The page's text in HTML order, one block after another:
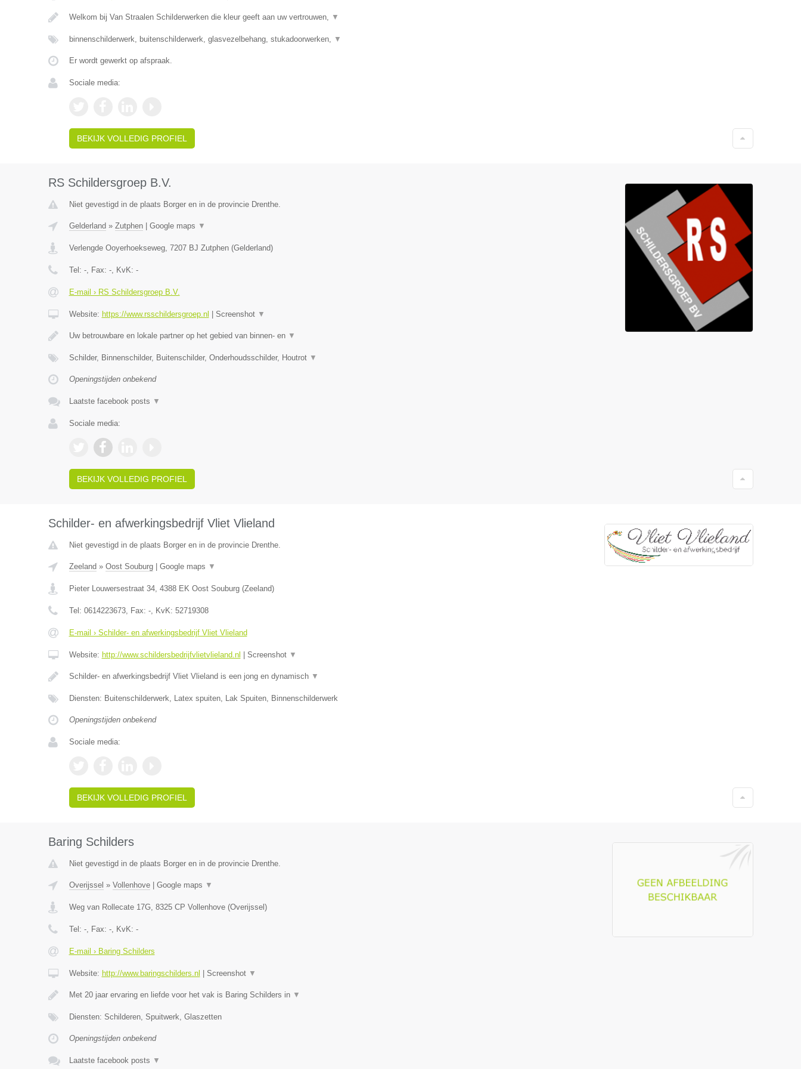
Welkom bij Van Straalen Schilderwerken die kleur geeft aan uw vertrouwen, ▼
binnenschilderwerk, buitenschilderwerk, glasvezelbehang, stukadoorwerken, ▼
Er wordt gewerkt op afspraak.
Sociale media:
BEKIJK VOLLEDIG PROFIEL
RS Schildersgroep B.V.
Niet gevestigd in de plaats Borger en in de provincie Drenthe.
Gelderland » Zutphen| Google maps ▼
Verlengde Ooyerhoekseweg, 7207 BJ Zutphen(Gelderland)
Tel: -, Fax: -, KvK: -
E-mail › RS Schildersgroep B.V.
Website: https://www.rsschildersgroep.nl Screenshot ▼
Uw betrouwbare en lokale partner op het gebied van binnen- en ▼
Schilder, Binnenschilder, Buitenschilder, Onderhoudsschilder, Houtrot ▼
Openingstijden onbekend
Laatste facebook posts ▼
Sociale media:
BEKIJK VOLLEDIG PROFIEL
Schilder- en afwerkingsbedrijf Vliet Vlieland
Niet gevestigd in de plaats Borger en in de provincie Drenthe.
Zeeland » Oost Souburg| Google maps ▼
Pieter Louwersestraat 34, 4388 EK Oost Souburg(Zeeland)
Tel: 0614223673, Fax: -, KvK: 52719308
E-mail › Schilder- en afwerkingsbedrijf Vliet Vlieland
Website: http://www.schildersbedrijfvlietvlieland.nl Screenshot ▼
Schilder- en afwerkingsbedrijf Vliet Vlieland is een jong en dynamisch ▼
Diensten: Buitenschilderwerk, Latex spuiten, Lak Spuiten, Binnenschilderwerk
Openingstijden onbekend
Sociale media:
BEKIJK VOLLEDIG PROFIEL
Baring Schilders
Niet gevestigd in de plaats Borger en in de provincie Drenthe.
Overijssel » Vollenhove| Google maps ▼
Weg van Rollecate 17G, 8325 CP Vollenhove(Overijssel )
Tel: -, Fax: -, KvK: -
E-mail › Baring Schilders
Website: http://www.baringschilders.nl Screenshot ▼
Met 20 jaar ervaring en liefde voor het vak is Baring Schilders in ▼
Diensten: Schilderen, Spuitwerk, Glaszetten
Openingstijden onbekend
Laatste facebook posts ▼